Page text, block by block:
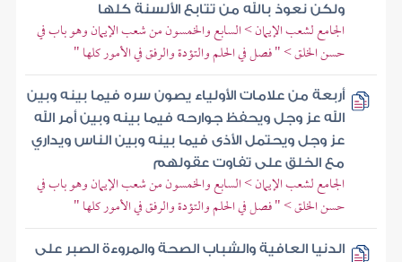
ولكن نعوذ بالله من تتابع الألسنة كلها
الجامع لشعب الإيمان > السابع والخمسون من شعب الإيمان وهو باب في
حسن الخلق > " فصل في الحلم والتؤدة والرفق في الأمور كلها "
أربعة من علامات الأولياء يصون سره فيما بينه وبين
الله عز وجل ويحفظ جوارحه فيما بينه وبين أمر الله
عز وجل ويحتمل الأذى فيما بينه وبين الناس ويداري
مع الخلق على تفاوت عقولهم
الجامع لشعب الإيمان > السابع والخمسون من شعب الإيمان وهو باب في
حسن الخلق > " فصل في الحلم والتؤدة والرفق في الأمور كلها "
الدنيا العافية والشباب الصحة والمروءة الصبر على